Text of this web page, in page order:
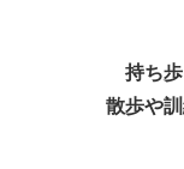
持ち
散歩や